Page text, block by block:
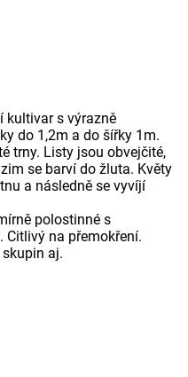
kultivar s výrazně
do 1,2m a do šířky 1m.
trny. Listy jsou obvejčité,
se barví do žluta. Květy
a následně se vyvíjí
polostinné s
Citlivý na přemokření.
aj.